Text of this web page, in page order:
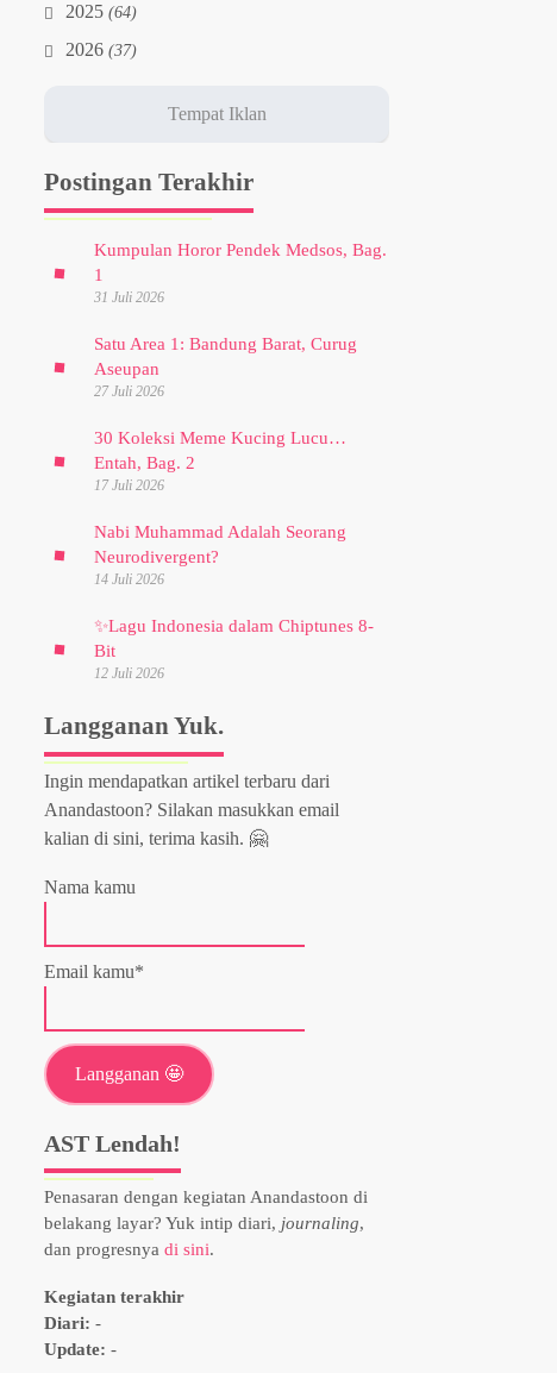
2025(64)
2026(37)
Postingan Terakhir
Kumpulan Horor Pendek Medsos, Bag.
1
31 Juli 2026
Satu Area 1: Bandung Barat, Curug
Aseupan
27 Juli 2026
30 Koleksi Meme Kucing Lucu…
Entah, Bag. 2
17 Juli 2026
Nabi Muhammad Adalah Seorang
Neurodivergent?
14 Juli 2026
✨Lagu Indonesia dalam Chiptunes 8-
Bit
12 Juli 2026
Langganan Yuk.
Ingin mendapatkan artikel terbaru dari
Anandastoon? Silakan masukkan email
kalian di sini, terima kasih. 🤗
Nama kamu
Email kamu*
AST Lendah!
Penasaran dengan kegiatan Anandastoon di
belakang layar? Yuk intip diari, journaling,
dan progresnyadi sini.
Kegiatan terakhir
Diari:-
Update:-